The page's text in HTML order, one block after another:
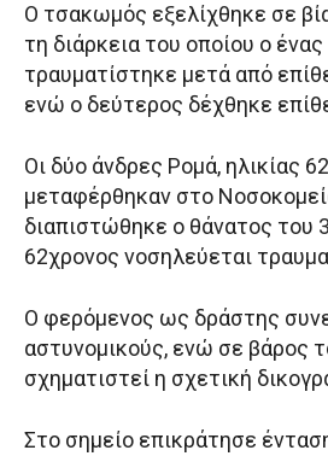
Ο τσακωμός εξελίχθηκε σε
τη διάρκεια του οποίου ο
τραυματίστηκε μετά από
ενώ ο δεύτερος δέχθηκε
Οι δύο άνδρες Ρομά, ηλικίας
μεταφέρθηκαν στο
διαπιστώθηκε ο θάνατος του
62χρονος νοσηλεύεται
Ο φερόμενος ως δράστης
αστυνομικούς, ενώ σε βάρος
σχηματιστεί η σχετική
Στο σημείο επικράτησε